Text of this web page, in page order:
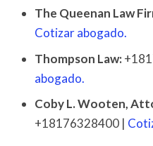
The Queenan Law
Cotizar abogado.
Thompson Law:
abogado.
Coby L. Wooten,
+18176328400 |